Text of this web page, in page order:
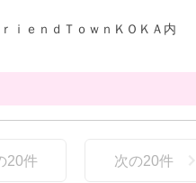
ｉｅｎｄＴｏｗｎＫＯＫＡ内
20件 次の20件